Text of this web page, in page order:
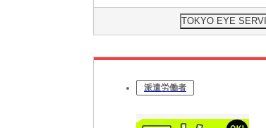
TOKYO EYE
派遣労働者